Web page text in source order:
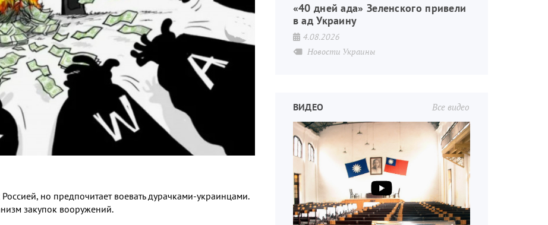
но предпочитает воевать дурачками-украинцами.
закупок вооружений.
«40 дней ада» Зеленского привели
в ад Украину
4.08.2026
Новости Украины
Все видео
ВИДЕО